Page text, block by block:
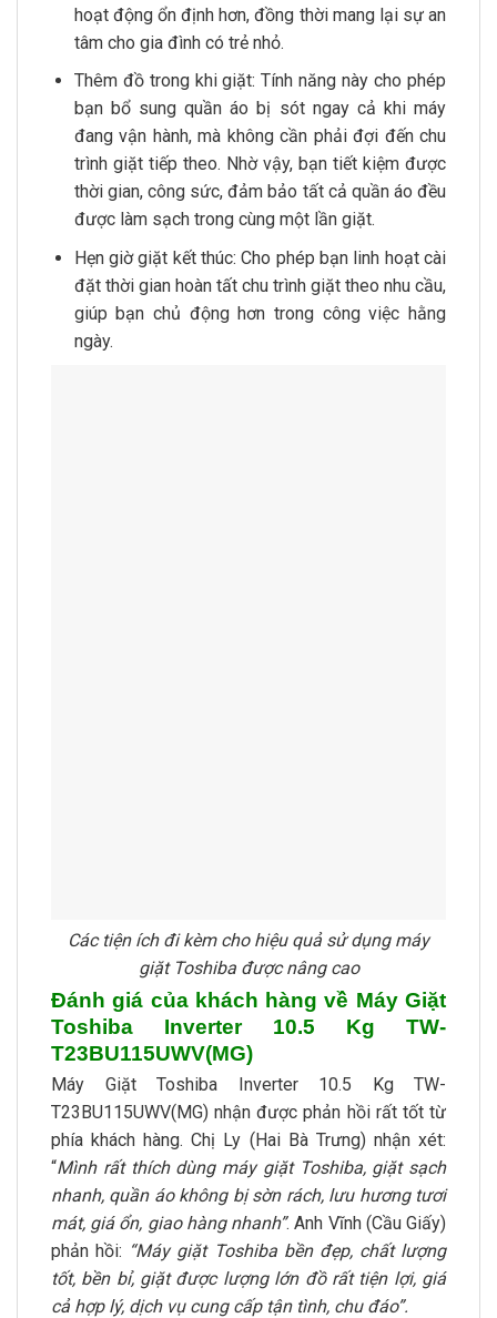
hoạt động ổn định hơn, đồng thời mang lại sự an
tâm cho gia đình có trẻ nhỏ.
Thêm đồ trong khi giặt: Tính năng này cho phép
bạn bổ sung quần áo bị sót ngay cả khi máy
đang vận hành, mà không cần phải đợi đến chu
trình giặt tiếp theo. Nhờ vậy, bạn tiết kiệm được
thời gian, công sức, đảm bảo tất cả quần áo đều
được làm sạch trong cùng một lần giặt.
Hẹn giờ giặt kết thúc: Cho phép bạn linh hoạt cài
đặt thời gian hoàn tất chu trình giặt theo nhu cầu,
giúp bạn chủ động hơn trong công việc hằng
ngày.
Các tiện ích đi kèm cho hiệu quả sử dụng máy
giặt Toshiba được nâng cao
Đánh giá của khách hàng về Máy Giặt
Toshiba Inverter 10.5 Kg TW-
T23BU115UWV(MG)
Máy Giặt Toshiba Inverter 10.5 Kg TW-
T23BU115UWV(MG) nhận được phản hồi rất tốt từ
phía khách hàng. Chị Ly (Hai Bà Trưng) nhận xét:
“Mình rất thích dùng máy giặt Toshiba, giặt sạch
nhanh, quần áo không bị sờn rách, lưu hương tươi
mát, giá ổn, giao hàng nhanh”. Anh Vĩnh (Cầu Giấy)
phản hồi: “Máy giặt Toshiba bền đẹp, chất lượng
tốt, bền bỉ, giặt được lượng lớn đồ rất tiện lợi, giá
cả hợp lý, dịch vụ cung cấp tận tình, chu đáo”.